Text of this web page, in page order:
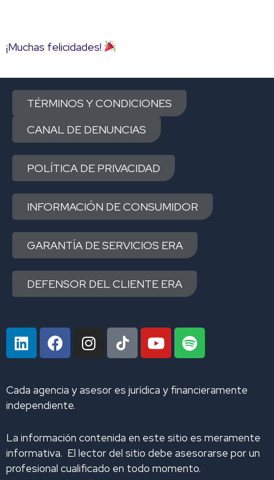
¡Muchas felicidades!
TÉRMINOS Y CONDICIONES
CANAL DE DENUNCIAS
POLÍTICA DE PRIVACIDAD
INFORMACIÓN DE CONSUMIDOR
GARANTÍA DE SERVICIOS ERA
DEFENSOR DEL CLIENTE ERA
L
i
k
e
d
n
F
a
b
o
k
I
n
a
a
m
Y
o
u
S
p
i
Cada agencia y asesor es jurídica y financieramente
independiente.
La información contenida en este sitio es meramente
informativa. El lector del sitio debe asesorarse por un
profesional cualificado en todo momento.